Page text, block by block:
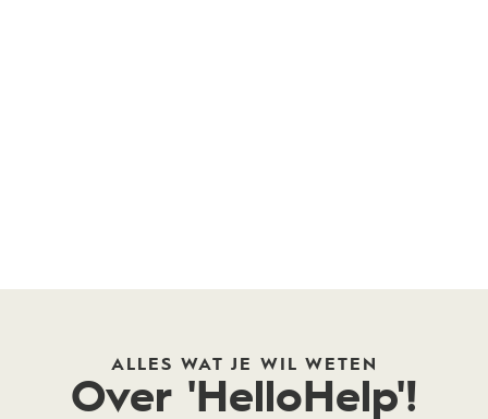
ALLES WAT JE WIL WETEN
Over 'HelloHelp'!